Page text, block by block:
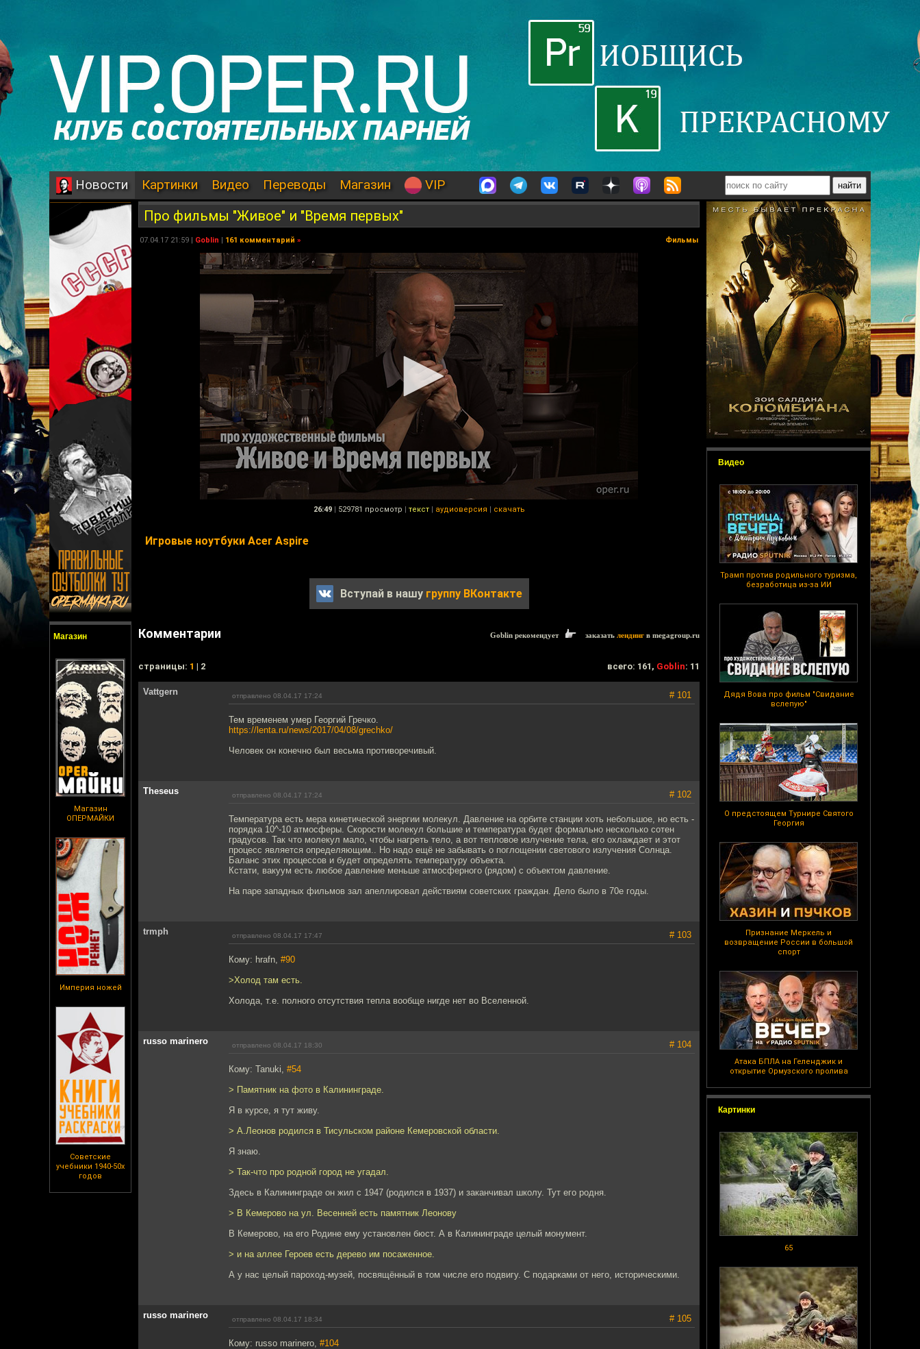
Новости Картинки Видео Переводы Магазин VIP
Магазин
Магазин
ОПЕРМАЙКИ
Империя ножей
Советские
учебники 1940-50х
годов
Видео
Трамп против родильного туризма,
безработица из-за ИИ
Дядя Вова про фильм "Свидание
вслепую"
О предстоящем Турнире Святого
Георгия
Признание Меркель и
возвращение России в большой
спорт
Атака БПЛА на Геленджик и
открытие Ормузского пролива
Картинки
65
Про фильмы "Живое" и "Время первых"
07.04.17 21:59 | Goblin | 161 комментарий » Фильмы
26:49 | 529781 просмотр | текст | аудиоверсия | скачать
Игровые ноутбуки Acer Aspire
Вступай в нашу группу ВКонтакте
Комментарии Goblin рекомендует заказать лендинг в megagroup.ru
cтраницы: 1 | 2 всего: 161, Goblin: 11
Vattgern отправлено 08.04.17 17:24 # 101
Тем временем умер Геoргий Гречко.
https://lenta.ru/news/2017/04/08/grechko/
Человек он конечно был весьма противоречивый.
Theseus отправлено 08.04.17 17:24 # 102
Температура есть мера кинетической энергии молекул. Давление на орбите станции хоть небольшое, но есть -
порядка 10^-10 атмосферы. Скорости молекул большие и температура будет формально несколько сотен
градусов. Так что молекул мало, чтобы нагреть тело, а вот тепловое излучение тела, его охлаждает и этот
процесс является определяющим.. Но надо ещё не забывать о поглощении светового излучения Солнца.
Баланс этих процессов и будет определять температуру объекта.
Кстати, вакуум есть любое давление меньше атмосферного (рядом) с объектом давление.
На паре западных фильмов зал апеллировал действиям советских граждан. Дело было в 70е годы.
trmph отправлено 08.04.17 17:47 # 103
Кому: hrafn, #90
>Холод там есть.
Холода, т.е. полного отсутствия тепла вообще нигде нет во Вселенной.
russo marinero отправлено 08.04.17 18:30 # 104
Кому: Tanuki, #54
> Памятник на фото в Калининграде.
Я в курсе, я тут живу.
> А.Леонов родился в Тисульском районе Кемеровской области.
Я знаю.
> Так-что про родной город не угадал.
Здесь в Калининграде он жил с 1947 (родился в 1937) и заканчивал школу. Тут его родня.
> В Кемерово на ул. Весенней есть памятник Леонову
В Кемерово, на его Родине ему установлен бюст. А в Калининграде целый монумент.
> и на аллее Героев есть дерево им посаженное.
А у нас целый пароход-музей, посвящённый в том числе его подвигу. С подарками от него, историческими.
russo marinero отправлено 08.04.17 18:34 # 105
Кому: russo marinero, #104